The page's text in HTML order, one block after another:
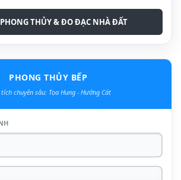
THỦY & ĐO ĐẠC NHÀ ĐẤT
PHONG THỦY BẾP
chuyên sâu: Tọa Hung - Hướng Cát